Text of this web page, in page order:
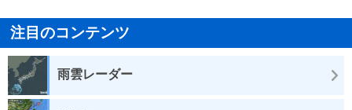
注目のコンテンツ
雨雲レーダー